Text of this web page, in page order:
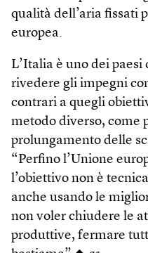
qualità dell’aria fissati
europea.
L’Italia è uno dei
rivedere gli impegni
contrari a quegli
metodo diverso, come
prolungamento delle
“Perfino l’Unione
l’obiettivo non è
anche usando le
non voler chiudere le
produttive, fermare